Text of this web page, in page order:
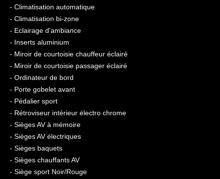
- Climatisation automatique
- Climatisation bi-zone
- Eclairage d'ambiance
- Inserts aluminium
- Miroir de courtoisie chauffeur éclairé
- Miroir de courtoisie passager éclairé
- Ordinateur de bord
- Porte gobelet avant
- Pédalier sport
- Rétroviseur intérieur électro chrome
- Sièges AV à mémoire
- Sièges AV électriques
- Sièges baquets
- Sièges chauffants AV
- Siège sport Noir/Rouge